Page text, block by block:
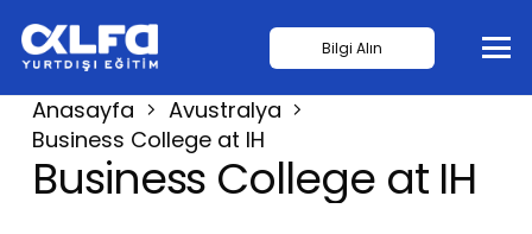
Bilgi Alın
Anasayfa
Avustralya
Business College at IH
Business College at IH